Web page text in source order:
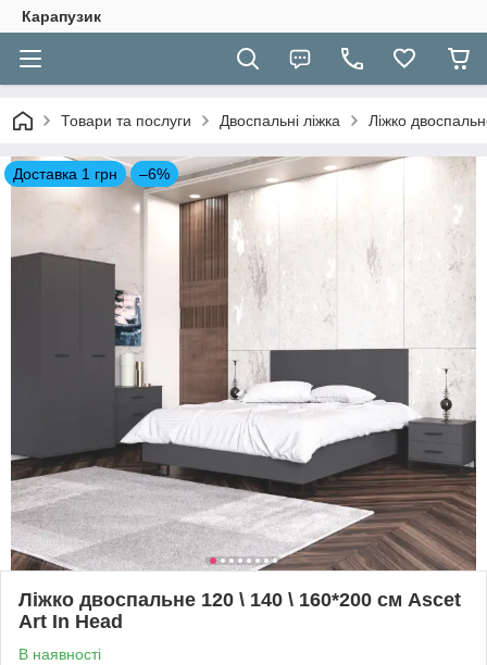
Карапузик
Товари та послуги Двоспальні ліжка Ліжко
Доставка 1 грн –6%
Ліжко двоспальне 120 \ 140 \ 160*200 см Ascet
Art In Head
В наявності